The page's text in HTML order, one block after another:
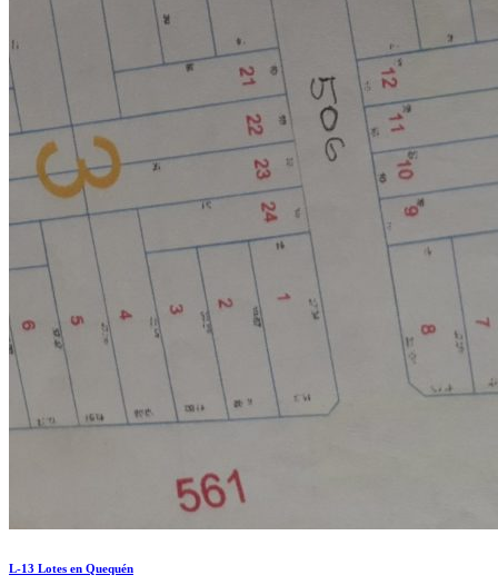
L-13 Lotes en Quequén